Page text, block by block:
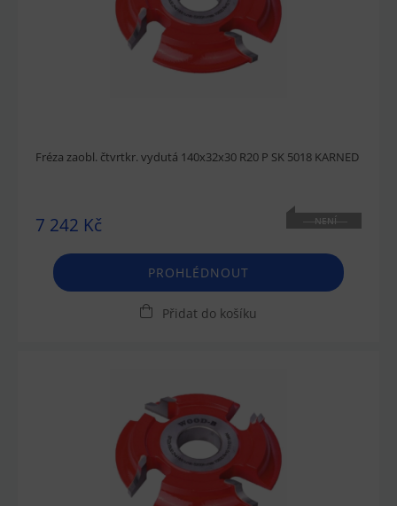
Fréza zaobl. čtvrtkr. vydutá 140x32x30 R20 P SK 5018 KARNED
7 242 Kč
NENÍ
PROHLÉDNOUT
Přidat do košíku